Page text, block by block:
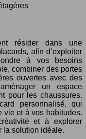
résider dans une
afin d’exploiter
à vos besoins
combiner des portes
ouvertes avec des
un espace
pour les chaussures.
personnalisé, qui
vie et à vos habitudes.
et à explorer
la solution idéale.